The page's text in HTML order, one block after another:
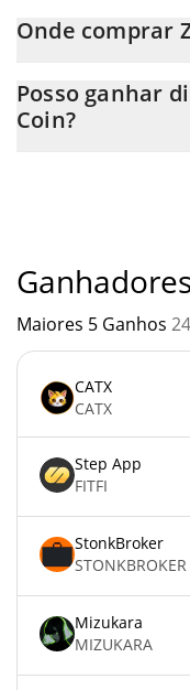
Onde comprar
transferência p2p. E a
através de um bot de
Posso ganhar
Coin?
Maiores 5 Ganhos
CATX
CATX
Step App
FITFI
StonkBroker
STONKBROKER
Mizukara
MIZUKARA